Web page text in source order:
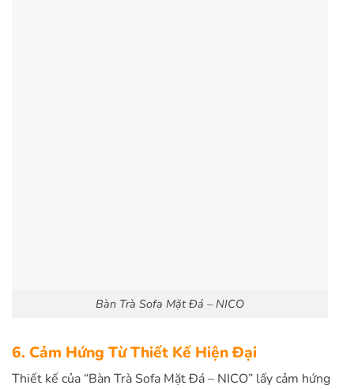
Bàn Trà Sofa Mặt Đá – NICO
6. Cảm Hứng Từ Thiết Kế Hiện Đại
Thiết kế của “Bàn Trà Sofa Mặt Đá – NICO” lấy cảm hứng